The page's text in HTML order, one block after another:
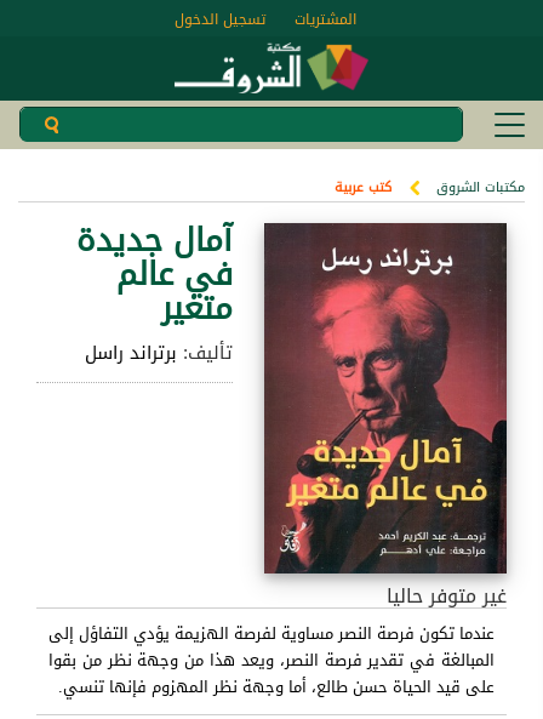
تسجيل الدخول المشتريات
مكتبات الشروق كتب عربية
آمال جديدة
في عالم
متغير
تأليف: برتراند راسل
غير متوفر حاليا
عندما تكون فرصة النصر مساوية لفرصة الهزيمة يؤدي التفاؤل إلى
المبالغة في تقدير فرصة النصر، ويعد هذا من وجهة نظر من بقوا
على قيد الحياة حسن طالع، أما وجهة نظر المهزوم فإنها تنسي.